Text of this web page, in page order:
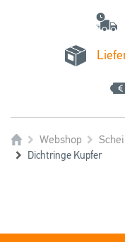
Webshop
Dichtringe Kupfer